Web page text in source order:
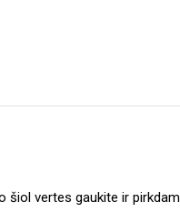
šiol vertes gaukite ir